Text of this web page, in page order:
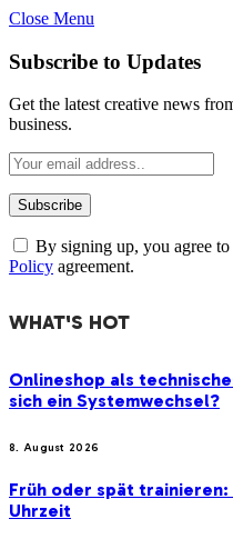
Close Menu
Subscribe to Updates
Get the latest creative news
business.
By signing up, you agree
Policy agreement.
WHAT'S HOT
Onlineshop als
sich ein Systemwechsel?
8. August 2026
Früh oder spät trainieren:
Uhrzeit